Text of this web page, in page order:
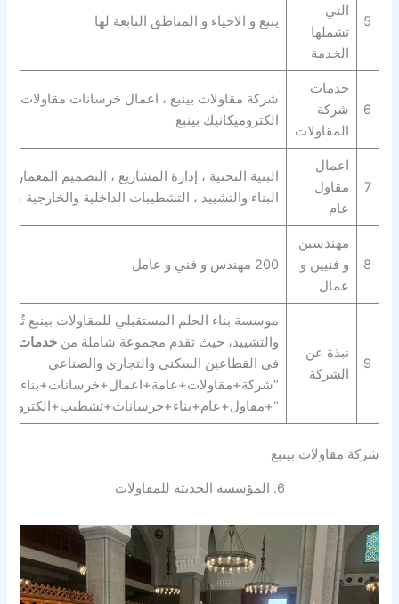
5
التي
تشملها
الخدمة
ينبع و الاحياء و المناطق التابعة لها
6
خدمات
شركة
المقاولات
شركة مقاولات بينبع ، اعمال خرسانات مقاولات ،
الكتروميكانيك بينبع
7
اعمال
مقاول
عام
البنية التحتية ، إدارة المشاريع ، التصميم
البناء والتشييد ، التشطيبات الداخلية والخارجية
8
مهندسين
و فنيين و
عمال
200 مهندس و فني و عامل
9
نبذة عن
الشركة
موسسة بناء الحلم المستقبلي للمقاولات بينبع
والتشييد، حيث تقدم مجموعة شاملة من خدمات
في القطاعين السكني والتجاري والصناعي
شركة مقاولات بينبع
6. المؤسسة الحديثة للمقاولات